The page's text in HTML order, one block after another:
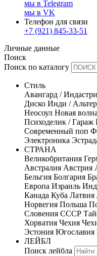
мы в Telegram
мы в VK
Телефон для связи
+7 (921) 845-33-51
Личные данные
Поиск
Поиск по каталогу
Стиль
Авангард /
Диско Инди /
Неосоул Новая волна
Психоделик / Гараж
Современный поп
Электроника
СТРАНА
Великобритания
Австралия Австрия
Бельгия Болгария
Европа Израиль
Канада Куба Латвия
Норвегия Польша
Словения СССР
Хорватия Чехия
Эстония Югославия
ЛЕЙБЛ
Поиск лейбла